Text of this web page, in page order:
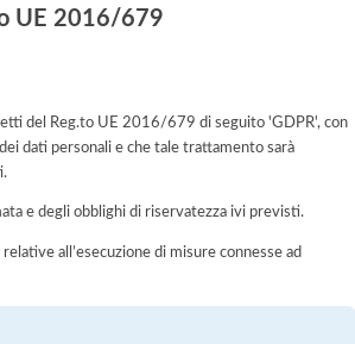
UE 2016/679
del Reg.to UE 2016/679 di seguito 'GDPR', con
dati personali e che tale trattamento sarà
e degli obblighi di riservatezza ivi previsti.
all’esecuzione di misure connesse ad